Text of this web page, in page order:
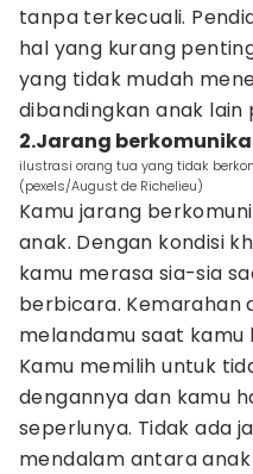
tanpa terkecuali.
hal yang kurang
yang tidak mudah
dibandingkan anak lain
2.Jarang
ilustrasi orang tua yang tidak
(pexels/August de Richelieu)
Kamu jarang
anak. Dengan kondisi
kamu merasa sia-sia
berbicara. Kemarahan
melandamu saat
Kamu memilih untuk
dengannya dan kamu
seperlunya. Tidak ada
mendalam antara